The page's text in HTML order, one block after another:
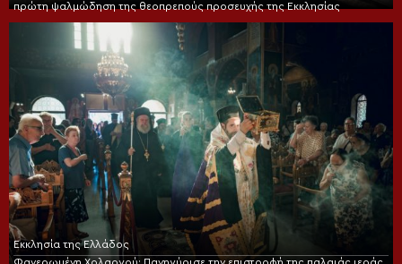
πρώτη ψαλμώδηση της θεοπρεπούς προσευχής της Εκκλησίας
Εκκλησία της Ελλάδος
Φανερωμένη Χολαργού: Πανηγύρισε την επιστροφή της παλαιάς ιεράς